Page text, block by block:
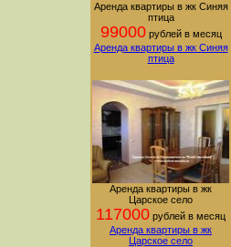
Аренда квартиры в жк Синяя
птица
99000рублей в месяц
Аренда квартиры в жк Синяя
птица
Аренда квартиры в жк
Царское село
117000 рублей в месяц
Аренда квартиры в жк
Царское село